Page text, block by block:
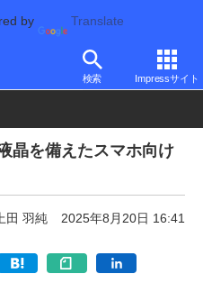
by Translate
検索 Impressサイト
晶を備えたスマホ向け
上田 羽純 2025年8月20日 16:41